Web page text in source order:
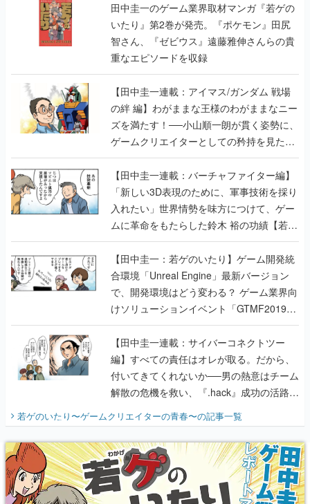
田中圭一のゲーム業界取材マンガ『若ゲの
いたり』第2巻が発売。『ポケモン』田尻
智さん、『ゼビウス』遠藤雅伸さんらの貴
重なエピソードを収録
【田中圭一連載：アイマス/ガンダム 戦場
の絆 編】わがままな王様のわがままなニー
ズを満たす！──小山順一朗が貫く姿勢に、
ゲームクリエイターとしての矜持を見た
【若ゲのいたり最終回】
【田中圭一連載：バーチャファイター編】
「新しい3D表現のために、軍事技術を採り
入れたい」世界情勢を味方につけて、ゲー
ムに革命をもたらした鈴木 裕の功績【若ゲ
のいたり】
【田中圭一：若ゲのいたり】ゲーム開発統
合環境「Unreal Engine」最新バージョン
で、開発環境はどう変わる？ ゲーム業界向
けソリューションイベント「GTMF2019」
に行って、より理解を深めよう【PR】
【田中圭一連載：サイバーコネクトツー
編】すべての責任はオレが取る。だから、
付いてきてくれないか──男の熱意はチーム
解散の危機を救い、『.hack』成功の活路を
開く。業界の快男児・松山 洋に流れる血は
『少年ジャンプ』色だった【若ゲのいた
り】
若ゲのいたり〜ゲームクリエイターの青春〜の記事一覧